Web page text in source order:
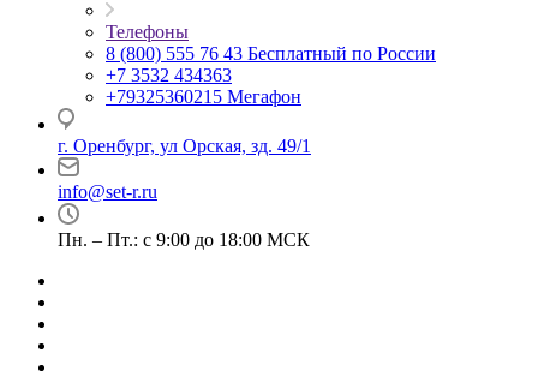
Телефоны
8 (800) 555 76 43 Бесплатный по России
+7 3532 434363
+79325360215 Мегафон
г. Оренбург, ул Орская, зд. 49/1
info@set-r.ru
Пн. – Пт.: с 9:00 до 18:00 МСК